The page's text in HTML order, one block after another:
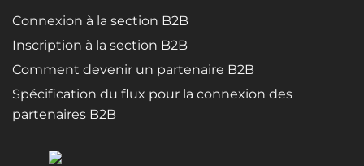
Connexion à la section B2B
Inscription à la section B2B
Comment devenir un partenaire B2B
Spécification du flux pour la connexion des
partenaires B2B